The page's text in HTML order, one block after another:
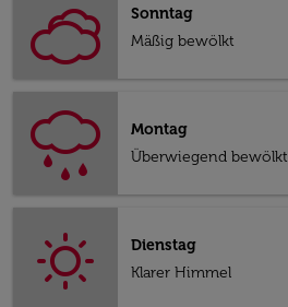
Sonntag
Mäßig bewölkt
Montag
Überwiegend bewölkt
Dienstag
Klarer Himmel